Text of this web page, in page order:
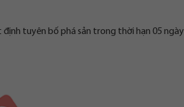
tuyên bố phá sản trong thời hạn 05 ngày